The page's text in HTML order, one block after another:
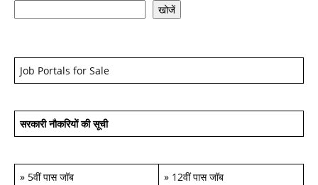
खोजें
Job Portals for Sale
सरकारी नौकरियों की सूची
» 5वीं पास जॉब » 12वीं पास जॉब